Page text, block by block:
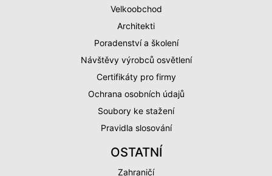
Velkoobchod
Architekti
Poradenství a školení
Návštěvy výrobců osvětlení
Certifikáty pro firmy
Ochrana osobních údajů
Soubory ke stažení
Pravidla slosování
OSTATNÍ
Zahraničí